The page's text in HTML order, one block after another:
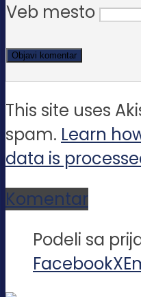
Veb mesto
This site uses
spam. Learn
data is
Komentar
Podeli sa
FacebookX